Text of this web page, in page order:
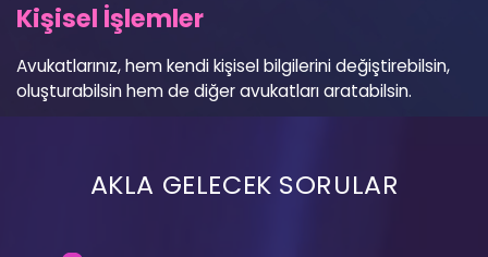
Kişisel İşlemler
Avukatlarınız, hem kendi kişisel bilgilerini değiştirebilsin,
oluşturabilsin hem de diğer avukatları aratabilsin.
AKLA GELECEK SORULAR